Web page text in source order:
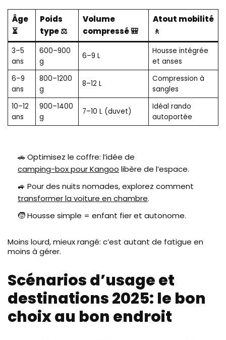
Âge
⏳
Poids
type ⚖️
Volume
compressé 🎒
Atout mobilité
🚶
3–5
ans
600–900
g
6–9 L
Housse intégrée
et anses
6–9
ans
800–1200
g
8–12 L
Compression à
sangles
10–12
ans
900–1400
g
7–10 L (duvet)
Idéal rando
autoportée
🚗 Optimisez le coffre: l’idée de
camping-box pour Kangoo libère de l’espace.
🚙 Pour des nuits nomades, explorez comment
transformer la voiture en chambre.
🧒 Housse simple = enfant fier et autonome.
Moins lourd, mieux rangé: c’est autant de fatigue en
moins à gérer.
Scénarios d’usage et
destinations 2025: le bon
choix au bon endroit